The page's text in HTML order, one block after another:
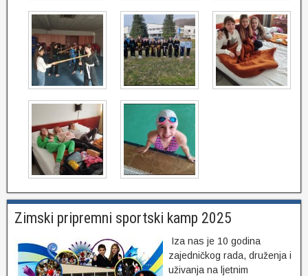
Zimski pripremni sportski kamp 2025
Iza nas je 10 godina
zajedničkog rada, druženja i
uživanja na ljetnim